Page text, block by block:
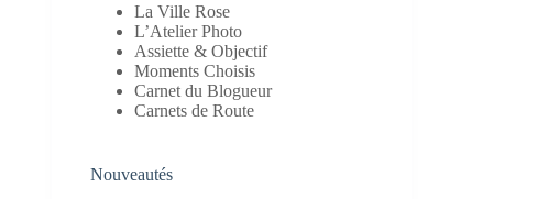
La Ville Rose
L’Atelier Photo
Assiette & Objectif
Moments Choisis
Carnet du Blogueur
Carnets de Route
Nouveautés